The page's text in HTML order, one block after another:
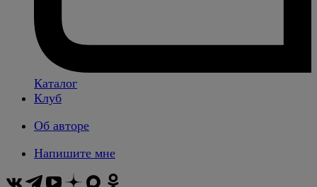
Каталог
Клуб
Об авторе
Напишите мне